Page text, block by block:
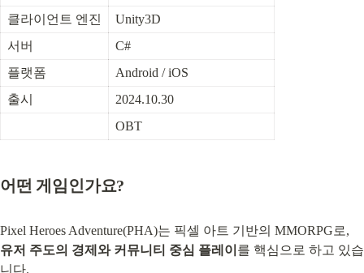
클라이언트 엔진
Unity3D
서버
C#
플랫폼
Android / iOS
출시
2024.10.30
OBT
어떤 게임인가요?
유저 주도의 경제와 커뮤니티 중심 플레이 를 핵심으로 하고 있습
니다.